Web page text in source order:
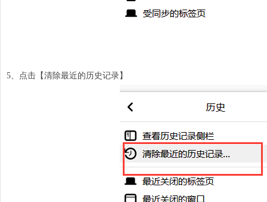
5、点击【清除最近的历史记录】